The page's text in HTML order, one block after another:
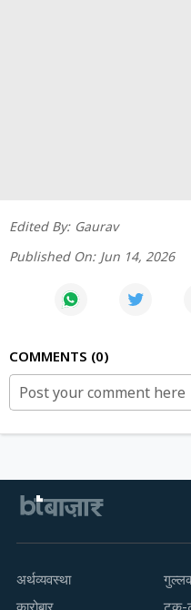
Edited By: Gaurav
Published On: Jun 14, 2026
COMMENTS 0
अर्थव्यवस्था